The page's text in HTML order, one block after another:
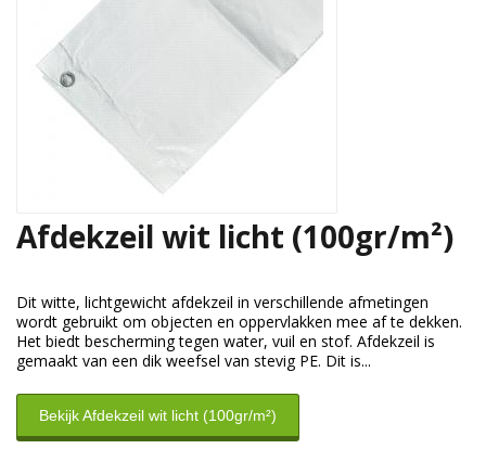
Afdekzeil wit licht (100gr/m²)
Dit witte, lichtgewicht afdekzeil in verschillende afmetingen
wordt gebruikt om objecten en oppervlakken mee af te dekken.
Het biedt bescherming tegen water, vuil en stof. Afdekzeil is
gemaakt van een dik weefsel van stevig PE. Dit is...
Bekijk Afdekzeil wit licht (100gr/m²)